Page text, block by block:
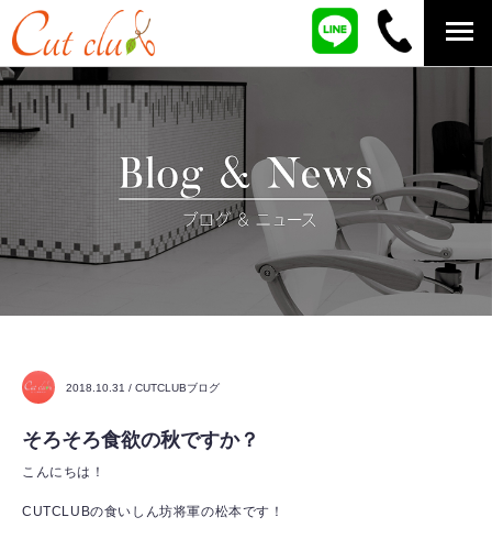
2018.10.31 / CUTCLUBブログ
そろそろ食欲の秋ですか？
こんにちは！
CUTCLUBの食いしん坊将軍の松本です！